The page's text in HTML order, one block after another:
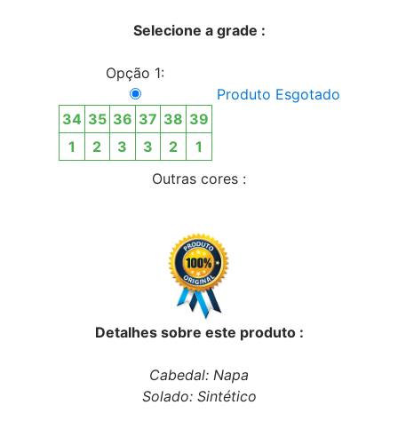
Selecione a grade :
Opção 1:
34 35 36 37 38 39
1
2 3 3 2 1
Produto Esgotado
Outras cores :
Detalhes sobre este produto :
Cabedal: Napa
Solado: Sintético